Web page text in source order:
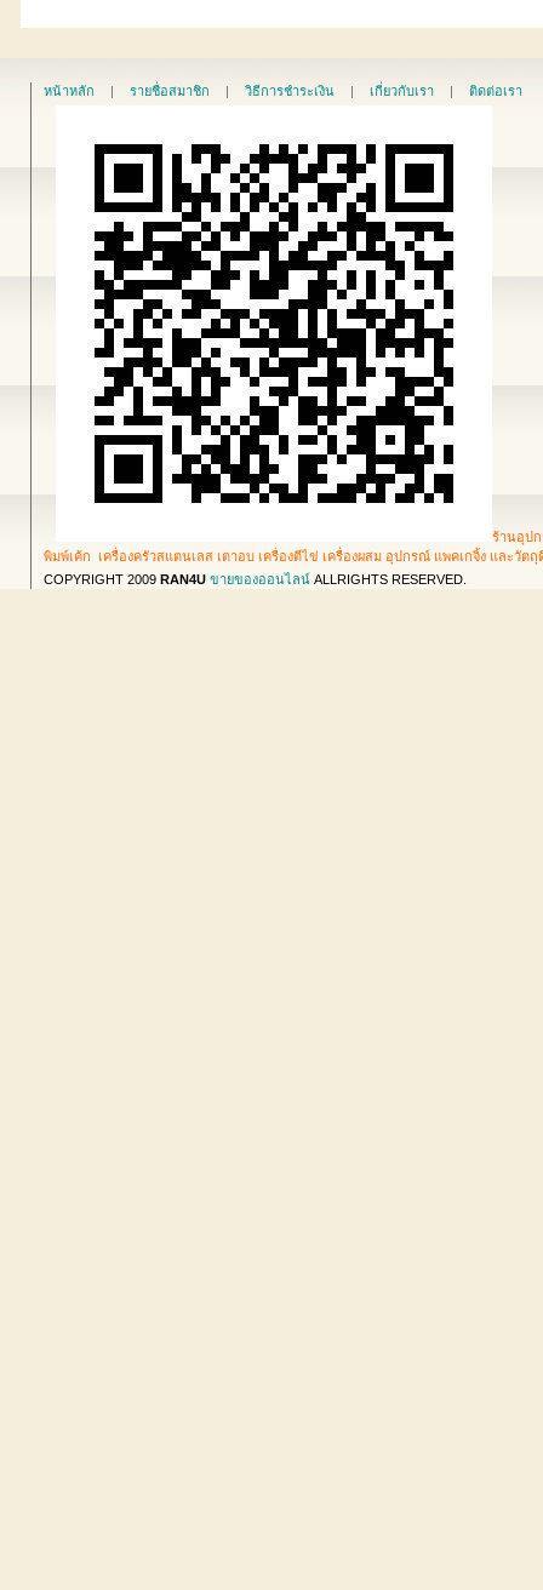
หน้าหลัก | รายชื่อสมาชิก | วิธีการชำระเงิน | เกี่ยวกับเรา | ติดต่อเรา
ร้านอุป
พิมพ์เค้ก เครื่องครัวสแตนเลส เตาอบ เครื่องตีไข่ เครื่องผสม อุปกรณ์ แพคเกจิ้ง และวัต
COPYRIGHT 2009 RAN4U ขายของออนไลน์ALLRIGHTS RESERVED.